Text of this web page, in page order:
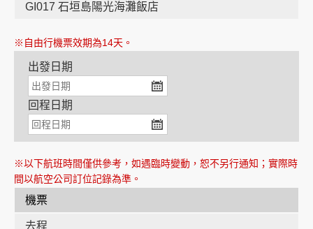
創造旅遊
GI017 石垣島陽光海灘飯店
※自由行機票效期為14天。
出發日期
回程日期
※以下航班時間僅供參考，如遇臨時變動，恕不另行通知；實際時
間以航空公司訂位記錄為準。
機票
去程